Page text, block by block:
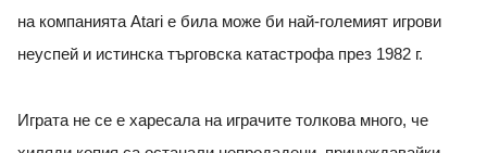
на компанията Atari е била може би най-големият игрови
неуспей и истинска търговска катастрофа през 1982 г.
Играта не се е харесала на играчите толкова много, че